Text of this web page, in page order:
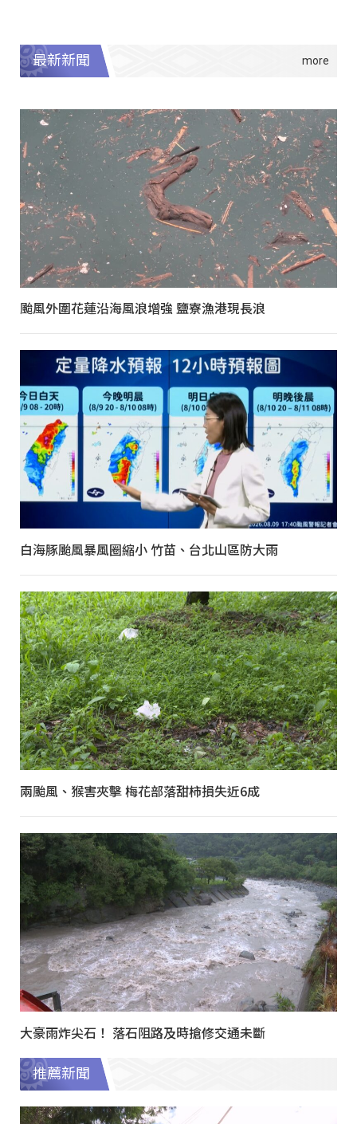
最新新聞
颱風外圍花蓮沿海風浪增強 鹽寮漁港現長浪
白海豚颱風暴風圈縮小 竹苗、台北山區防大雨
兩颱風、猴害夾擊 梅花部落甜柿損失近6成
大豪雨炸尖石！ 落石阻路及時搶修交通未斷
推薦新聞